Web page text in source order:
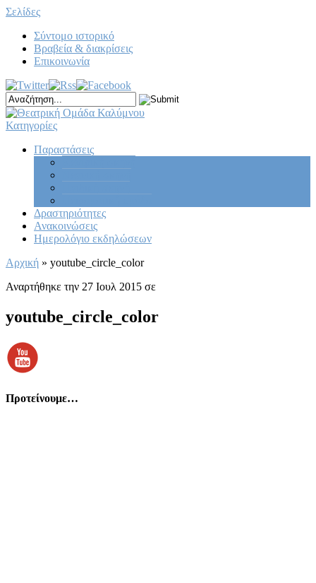
Σελίδες
Σύντομο ιστορικό
Βραβεία & διακρίσεις
Επικοινωνία
Κατηγορίες
Παραστάσεις
Δραστηριότητες
Ανακοινώσεις
Ημερολόγιο εκδηλώσεων
Αρχική » youtube_circle_color
Αναρτήθηκε την 27 Ιουλ 2015 σε
youtube_circle_color
Προτείνουμε…